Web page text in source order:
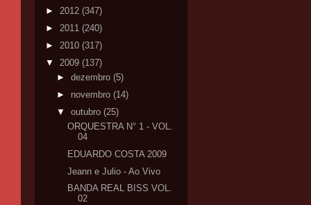
► 2012 (347)
► 2011 (240)
► 2010 (317)
▼ 2009 (137)
► dezembro (5)
► novembro (14)
▼ outubro (25)
ORQUESTRA N° 1 - VOL.
04
EDUARDO COSTA 2009
Jeann e Julio - Ao Vivo
BANDA REAL BISS VOL.
02